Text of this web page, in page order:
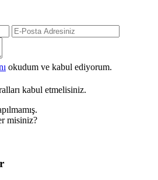
okudum ve kabul ediyorum.
kabul etmelisiniz.
misiniz?